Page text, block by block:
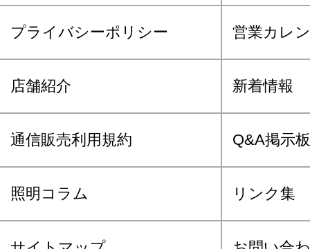
プライバシーポリシー 営業カレ
店舗紹介 新着情報
通信販売利用規約 Q&A掲示板
照明コラム リンク集